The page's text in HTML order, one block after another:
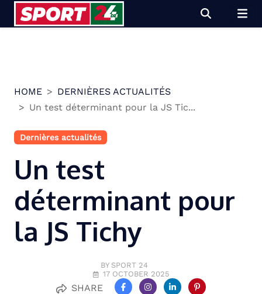
HOME
DERNIÈRES ACTUALITÉS
Un test déterminant pour la JS Tic...
Dernières actualités
Un test
déterminant pour
la JS Tichy
BY SPORT 24
17 OCTOBER 2025
SHARE